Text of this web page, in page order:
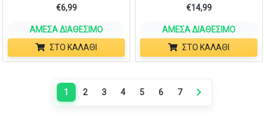
€6,99
ΆΜΕΣΑ ΔΙΑΘΈΣΙΜΟ
ΣΤΟ ΚΑΛΆΘΙ
€14,99
ΆΜΕΣΑ ΔΙΑΘΈΣΙΜΟ
ΣΤΟ ΚΑΛΆΘΙ
1 2 3 4 5 6 7 Next page